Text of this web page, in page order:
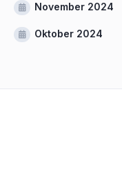
November 2024
Oktober 2024